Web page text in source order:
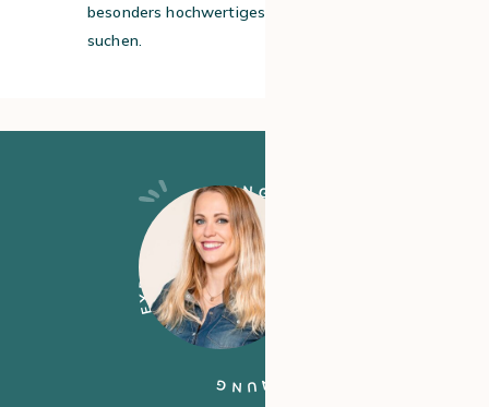
besonders hochwertiges Kaffeeerlebnis
suchen.
EXPERTENMEINUNG
EXPERTENMEINUNG